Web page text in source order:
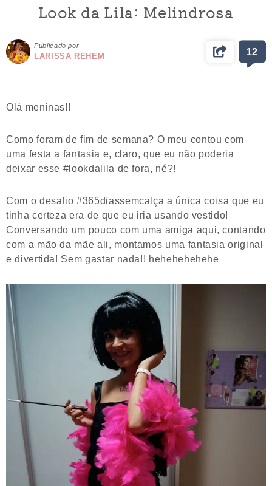
Look da Lila: Melindrosa
Publicado por
LARISSA REHEM 12
Olá meninas!!
Como foram de fim de semana? O meu contou com
uma festa a fantasia e, claro, que eu não poderia
deixar esse #lookdalila de fora, né?!
Com o desafio #365diassemcalça a única coisa que eu
tinha certeza era de que eu iria usando vestido!
Conversando um pouco com uma amiga aqui, contando
com a mão da mãe ali, montamos uma fantasia original
e divertida! Sem gastar nada!! hehehehehehe